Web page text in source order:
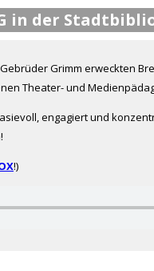
in der
Grimm erweckten
Theater- und
engagiert und
!)